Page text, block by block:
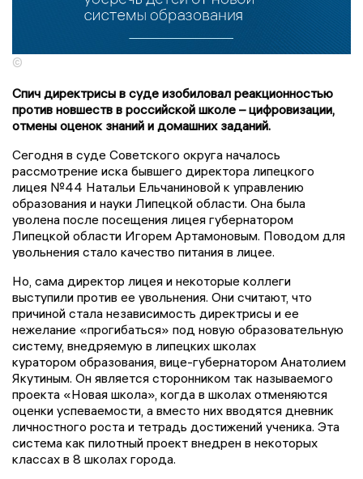
©
Спич директрисы в суде изобиловал реакционностью
против новшеств в российской школе – цифровизации,
отмены оценок знаний и домашних заданий.
Сегодня в суде Советского округа началось
рассмотрение иска бывшего директора липецкого
лицея №44 Натальи Ельчаниновой к управлению
образования и науки Липецкой области. Она была
уволена после посещения лицея губернатором
Липецкой области Игорем Артамоновым. Поводом для
увольнения стало качество питания в лицее.
Но, сама директор лицея и некоторые коллеги
выступили против ее увольнения. Они считают, что
причиной стала независимость директрисы и ее
нежелание «прогибаться» под новую образовательную
систему, внедряемую в липецких школах
куратором образования, вице-губернатором Анатолием
Якутиным. Он является сторонником так называемого
проекта «Новая школа», когда в школах отменяются
оценки успеваемости, а вместо них вводятся дневник
личностного роста и тетрадь достижений ученика. Эта
система как пилотный проект внедрен в некоторых
классах в 8 школах города.